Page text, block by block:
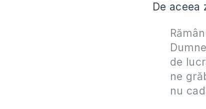
De
de
ne
nu